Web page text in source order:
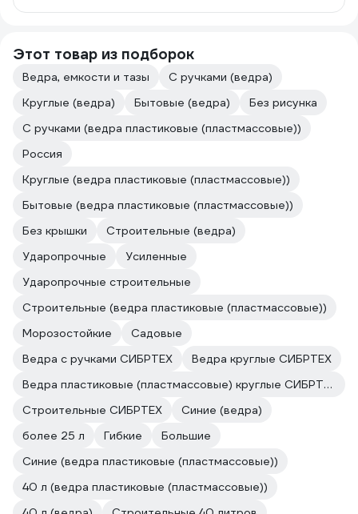
Этот товар из подборок
Ведра, емкости и тазы
С ручками (ведра)
Круглые (ведра)
Бытовые (ведра)
Без рисунка
С ручками (ведра пластиковые (пластмассовые))
Россия
Круглые (ведра пластиковые (пластмассовые))
Бытовые (ведра пластиковые (пластмассовые))
Без крышки
Строительные (ведра)
Ударопрочные
Усиленные
Ударопрочные строительные
Строительные (ведра пластиковые (пластмассовые))
Морозостойкие
Садовые
Ведра с ручками СИБРТЕХ
Ведра круглые СИБРТЕХ
Ведра пластиковые (пластмассовые) круглые СИБРТЕХ
Строительные СИБРТЕХ
Синие (ведра)
более 25 л
Гибкие
Большие
Синие (ведра пластиковые (пластмассовые))
40 л (ведра пластиковые (пластмассовые))